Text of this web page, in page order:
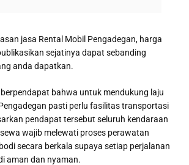
jasa Rental Mobil Pengadegan, harga
sejatinya dapat sebanding
anda dapatkan.
bahwa untuk mendukung laju
pasti perlu fasilitas transportasi
pendapat tersebut seluruh kendaraan
wajib melewati proses perawatan
secara berkala supaya setiap perjalanan
aman dan nyaman.